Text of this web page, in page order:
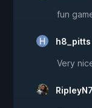
fun
h8_pitts
Very
RipleyN7